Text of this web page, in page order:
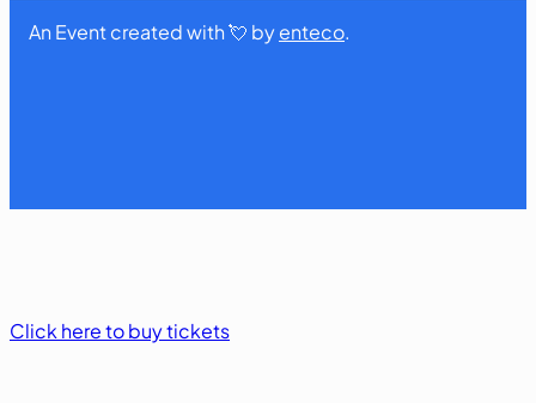
An Event created with 💘 byenteco.
Click here to buy tickets